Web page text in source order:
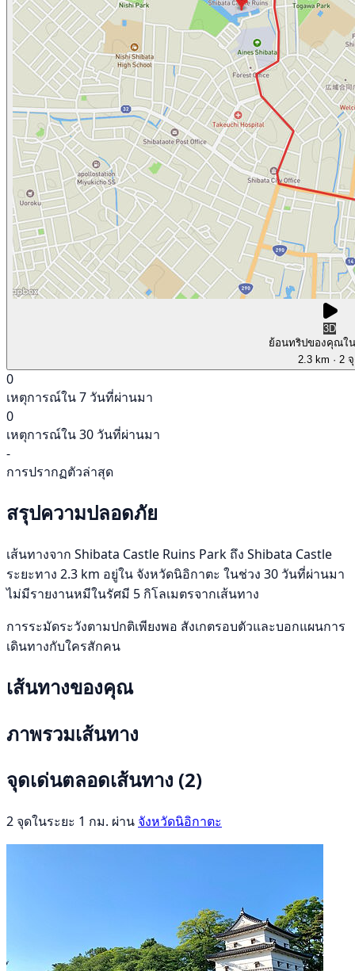
3D
ย้อนทริปของคุณใ
2.3 km · 2
0
เหตุการณ์ใน 7 วันที่ผ่านมา
0
เหตุการณ์ใน 30 วันที่ผ่านมา
-
การปรากฏตัวล่าสุด
สรุปความปลอดภัย
เส้นทางจาก Shibata Castle Ruins Park ถึง Shibata Castle
ระยะทาง 2.3 km อยู่ใน จังหวัดนิอิกาตะ ในช่วง 30 วันที่ผ่านมา
ไม่มีรายงานหมีในรัศมี 5 กิโลเมตรจากเส้นทาง
การระมัดระวังตามปกติเพียงพอ สังเกตรอบตัวและบอกแผนการ
เดินทางกับใครสักคน
เส้นทางของคุณ
ภาพรวมเส้นทาง
จุดเด่นตลอดเส้นทาง (2)
2 จุดในระยะ 1 กม. ผ่าน จังหวัดนิอิกาตะ